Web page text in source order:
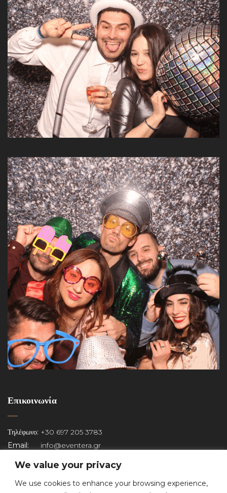
We value your privacy
We use cookies to enhance your browsing experience,
Επικοινωνία
Τηλέφωνο: +30 697 205 3783
Email:
info@eventera.gr
Copyright © 2022 Eventera. All Rights Reserved.